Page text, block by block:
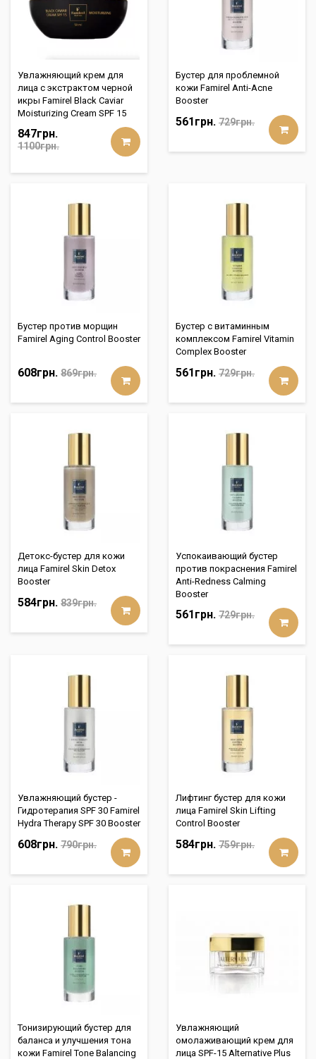
Увлажняющий крем для
лица с экстрактом черной
икры Famirel Black Caviar
Moisturizing Cream SPF 15
847грн.
1100грн.
Бустер для проблемной
кожи Famirel Anti-Acne
Booster
561грн. 729грн.
Бустер против морщин
Famirel Aging Control Booster
608грн. 869грн.
Бустер с витаминным
комплексом Famirel Vitamin
Complex Booster
561грн. 729грн.
Детокс-бустер для кожи
лица Famirel Skin Detox
Booster
584грн. 839грн.
Успокаивающий бустер
против покраснения Famirel
Anti-Redness Calming
Booster
561грн. 729грн.
Увлажняющий бустер -
Гидротерапия SPF 30 Famirel
Hydra Therapy SPF 30 Booster
608грн. 790грн.
Лифтинг бустер для кожи
лица Famirel Skin Lifting
Control Booster
584грн. 759грн.
Тонизирующий бустер для
баланса и улучшения тона
кожи Famirel Tone Balancing
Увлажняющий
омолаживающий крем для
лица SPF-15 Alternative Plus